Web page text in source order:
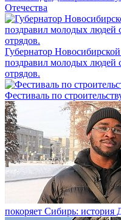
Отечества
Губернатор
поздравил молодых людей
отрядов.
Фестиваль по
покоряет Сибирь: история